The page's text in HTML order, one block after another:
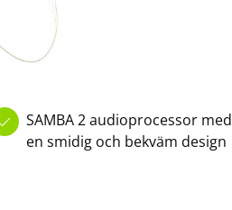
SAMBA 2 audioprocessor med
en smidig och bekväm design